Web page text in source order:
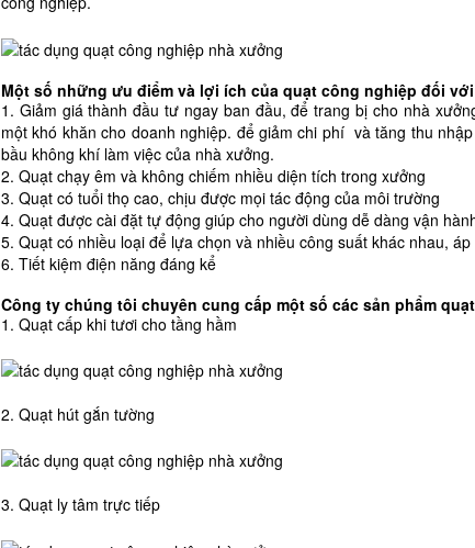
Một số những ưu điểm và lợi ích của quạt công nghiệp đối
1. Giảm giá thành đầu tư ngay ban đầu, để trang bị cho nhà
một khó khăn cho doanh nghiệp. để giảm chi phí và tăng thu
bầu không khí làm việc của nhà xưởng.
2. Quạt chạy êm và không chiếm nhiều diện tích trong xưởng
3. Quạt có tuổi thọ cao, chịu được mọi tác động của môi trường
4. Quạt được cài đặt tự động giúp cho người dùng dễ dàng vận
5. Quạt có nhiều loại để lựa chọn và nhiều công suất khác nhau,
6. Tiết kiệm điện năng đáng kể
Công ty chúng tôi chuyên cung cấp một số các sản phẩm
1. Quạt cấp khi tươi cho tầng hầm
2. Quạt hút gắn tường
3. Quạt ly tâm trực tiếp